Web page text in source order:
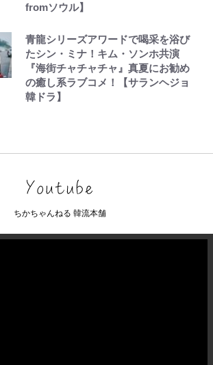
fromソウル】
青龍シリーズアワードで喝采を浴び
たシン・ミナ！キム・ソンホ共演
『海街チャチャチャ』真夏にお勧め
の癒し系ラブコメ！【サランヘジョ
韓ドラ】
ちかちゃんねる 韓流本舗